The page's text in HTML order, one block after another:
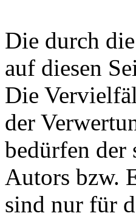
Die durch
auf diesen
Die
der
bedürfen
Autors bzw.
sind nur für